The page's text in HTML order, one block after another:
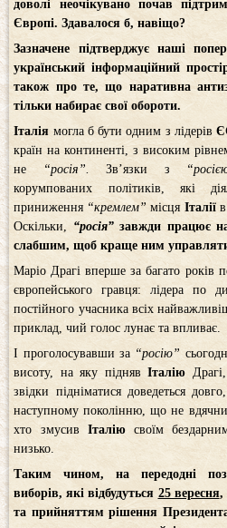
доволі неочікувано почав
Європі. Здавалося б, навіщо?
Зазначене підтверджує наші
український інформаційний
також про те, що наративна
тільки набирає свої обороти.
Італія могла б бути одним з лідерів
країн на континенті, з високим
не
“росія”. Зв’язки з
корумпованих політиків, які
приниження “кремлем” місця Італіїв
Оскільки, “росія”завжди працює
слабшим, щоб краще ним
Маріо Драгі вперше за багато років
європейського гравця: лідера по
постійного учасника всіх
приклад, чий голос лунає та впливає.
І проголосувавши за “росію”
висоту, на яку піднявІталію
звідки підніматися доведеться
наступному поколінню, що не
хто змусив Італіюсвоїм
низько.
Таким чином, на передодні
виборів, які відбудуться 25 вересня,
та прийняттям рішення